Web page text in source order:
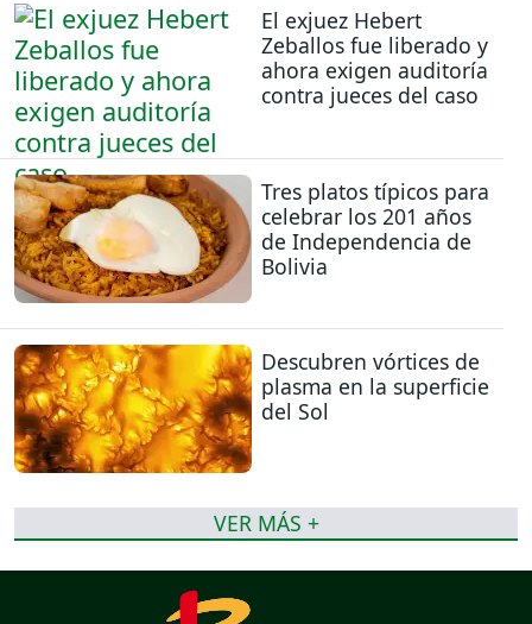
El exjuez Hebert
Zeballos fue liberado y
ahora exigen auditoría
contra jueces del caso
Tres platos típicos para
celebrar los 201 años
de Independencia de
Bolivia
Descubren vórtices de
plasma en la superficie
del Sol
VER MÁS +